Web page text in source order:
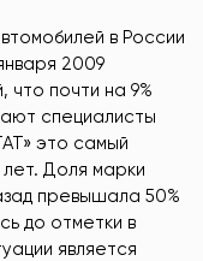
в России
2009
что почти на 9%
специалисты
это самый
лет. Доля марки
превышала 50%
до отметки в
является